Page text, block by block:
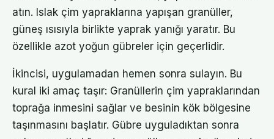
atın. Islak çim yapraklarına yapışan granüller,
güneş ısısıyla birlikte yaprak yanığı yaratır. Bu
özellikle azot yoğun gübreler için geçerlidir.
İkincisi, uygulamadan hemen sonra sulayın. Bu
kural iki amaç taşır: Granüllerin çim yapraklarından
toprağa inmesini sağlar ve besinin kök bölgesine
taşınmasını başlatır. Gübre uyguladıktan sonra